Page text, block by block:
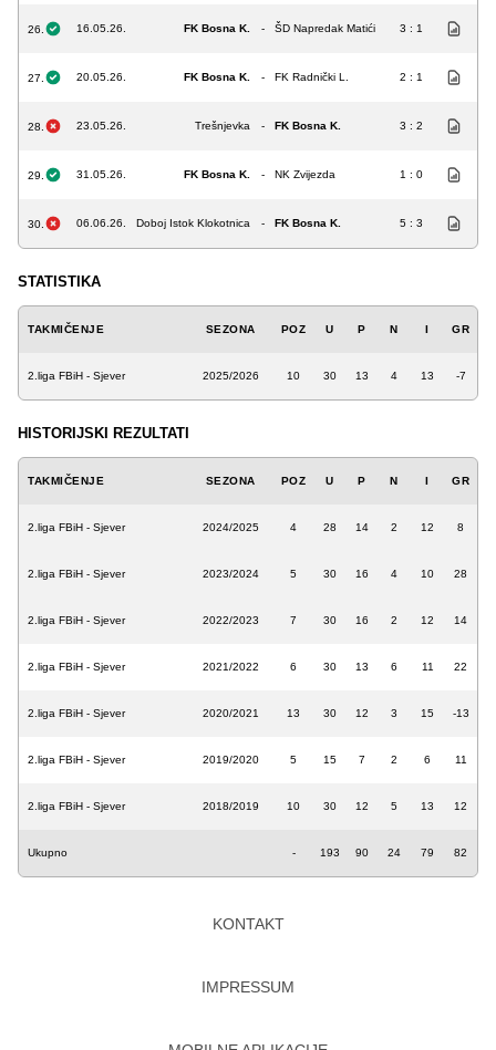
26. 16.05.26. FK Bosna K. - ŠD Napredak Matići 3 : 1
27. 20.05.26. FK Bosna K. - FK Radnički L. 2 : 1
28. 23.05.26. Trešnjevka - FK Bosna K. 3 : 2
29. 31.05.26. FK Bosna K. - NK Zvijezda 1 : 0
30. 06.06.26. Doboj Istok Klokotnica - FK Bosna K. 5 : 3
STATISTIKA
TAKMIČENJE SEZONA POZ U P N I GR
2.liga FBiH - Sjever 2025/2026 10 30 13 4 13 -7
HISTORIJSKI REZULTATI
TAKMIČENJE SEZONA POZ U P N I GR
2.liga FBiH - Sjever 2024/2025 4 28 14 2 12 8
2.liga FBiH - Sjever 2023/2024 5 30 16 4 10 28
2.liga FBiH - Sjever 2022/2023 7 30 16 2 12 14
2.liga FBiH - Sjever 2021/2022 6 30 13 6 11 22
2.liga FBiH - Sjever 2020/2021 13 30 12 3 15 -13
2.liga FBiH - Sjever 2019/2020 5 15 7 2 6 11
2.liga FBiH - Sjever 2018/2019 10 30 12 5 13 12
Ukupno - 193 90 24 79 82
KONTAKT
IMPRESSUM